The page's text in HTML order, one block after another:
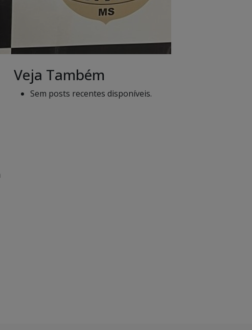
Veja Também
Sem posts recentes disponíveis.